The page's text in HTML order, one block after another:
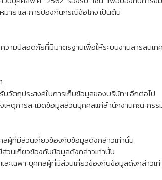
าย และการป้องกันกรณีฉ้อโกง เป็นต้น
วามปลอดภัยที่มีมาตรฐานเพื่อให้ระบบงานสารสนเ
ต­
บวัตถุประสงค์ในการเก็บข้อมูลของบริษัทฯ อีกต่อไ
การละเมิดข้อมูลส่วนบุคคลแก่สำนักงานคณะกรร
ลผู้ที่มีส่วนเกี่ยวข้องกับข้อมูลดังกล่าวเท่านั้น­
วนเกี่ยวข้องกับข้อมูลดังกล่าวเท่านั้น
ะเฉพาะบุคคลผู้ที่มีส่วนเกี่ยวข้องกับข้อมูลดังกล่าวเ